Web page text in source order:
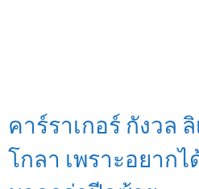
คาร์ราเกอร์ กังวล
โกลา เพราะอยาก